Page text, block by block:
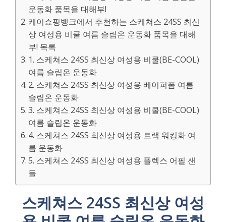
운동화 품목을 대해부!
케이쇼핑뱅크에서 추천하는 스케쳐스 24SS 최신
상 여성용 비쿨 여름 슬립온 운동화 품목을 대해
부! 목록
1. 스케쳐스 24SS 최신상 여성용 비쿨(BE-COOL)
여름 슬립온 운동화
2. 스케쳐스 24SS 최신상 여성용 베이퍼폼 여름
슬립온 운동화
3. 스케쳐스 24SS 최신상 여성용 비쿨(BE-COOL)
여름 슬립온 운동화
4. 스케쳐스 24SS 최신상 여성용 트랙 워킹화 여
름 운동화
5. 스케쳐스 24SS 최신상 여성용 플렉스 어필 샌
들
스케쳐스 24SS 최신상 여성